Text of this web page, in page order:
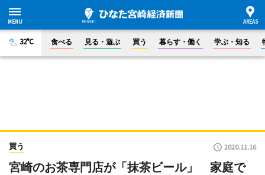
32°C 食べる 見る・遊ぶ 買う 暮らす・働く 学ぶ・知る
買う 2020.11.16
宮崎のお茶専門店が「抹茶ビール」 家庭で